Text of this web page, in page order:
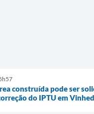
construída pode ser
do IPTU em